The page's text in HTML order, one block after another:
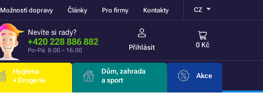
Možnosti dopravy Články Pro firmy Kontakty CZ
Nevíte si rady?
+420 228 886 882
Po–Pá: 8:00 – 16:00 Přihlásit 0 Kč
Hygiena
+ Drogerie
Dům, zahrada
a sport
Akce